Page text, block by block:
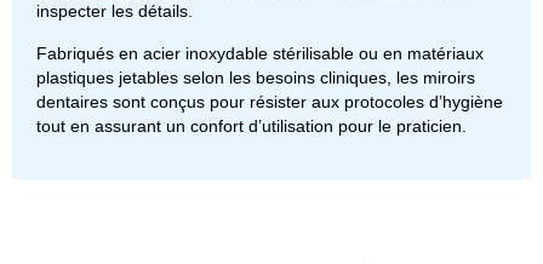
inspecter les détails.
Fabriqués en acier inoxydable stérilisable ou en matériaux
plastiques jetables selon les besoins cliniques, les miroirs
dentaires sont conçus pour résister aux protocoles d’hygiène
tout en assurant un confort d’utilisation pour le praticien.